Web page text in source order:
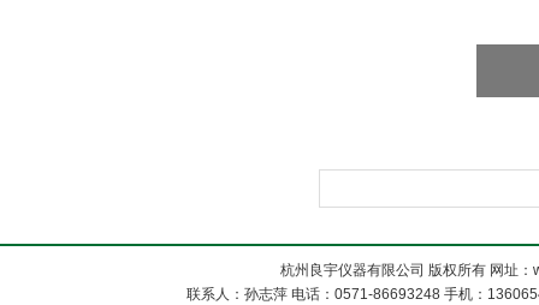
杭州良宇仪器有限公司 版权所有 网址
联系人：孙志萍 电话：0571-86693248 手机：